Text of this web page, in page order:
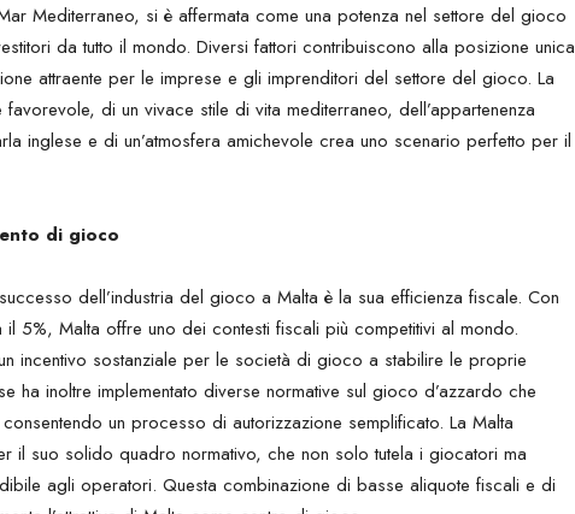
Mediterraneo, si è affermata come una potenza nel settore del gioco
da tutto il mondo. Diversi fattori contribuiscono alla posizione unica
attraente per le imprese e gli imprenditori del settore del gioco. La
di un vivace stile di vita mediterraneo, dell’appartenenza
inglese e di un’atmosfera amichevole crea uno scenario perfetto per il
di gioco
dell’industria del gioco a Malta è la sua efficienza fiscale. Con
il 5%, Malta offre uno dei contesti fiscali più competitivi al mondo.
incentivo sostanziale per le società di gioco a stabilire le proprie
ha inoltre implementato diverse normative sul gioco d’azzardo che
un processo di autorizzazione semplificato. La Malta
il suo solido quadro normativo, che non solo tutela i giocatori ma
agli operatori. Questa combinazione di basse aliquote fiscali e di